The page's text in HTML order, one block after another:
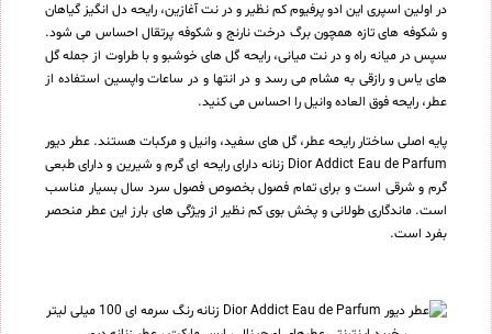
در اولین اسپری این ادو پرفیوم کم نظیر و در نت آغازین، رایحه دل انگیز گیاهان
و شکوفه های تازه همچون برگ درخت نارنج و شکوفه پرتقال احساس می شود.
سپس در میانه راه و در نت میانی، رایحه گل های خوشبو و با طراوت از جمله گل
های یاس و رازقی به مشام می رسد و در انتها و در ساعات واپسین استفاده از
عطر، رایحه فوق العاده وانیل را احساس می کنید.
پایه اصلی ساختار رایحه عطر، گل های سفید، وانیل و مرکبات هستند. عطر دیور
Dior Addict Eau de Parfum زنانه دارای رایحه ای گرم و شیرین و دارای طبعی
گرم و شرقی است و برای تمام فصول بخصوص فصول سرد سال بسیار مناسب
است. ماندگاری طولانی و پخش بوی کم نظیر از ویژگی های بارز این عطر منحصر
بفرد است.